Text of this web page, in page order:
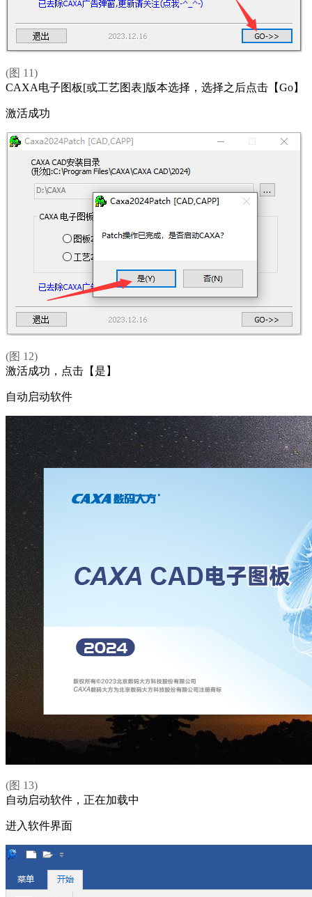
(图 11)
CAXA电子图板[或工艺图表]版本选择，选择之后点击【Go】
激活成功
(图 12)
激活成功，点击【是】
自动启动软件
(图 13)
自动启动软件，正在加载中
进入软件界面